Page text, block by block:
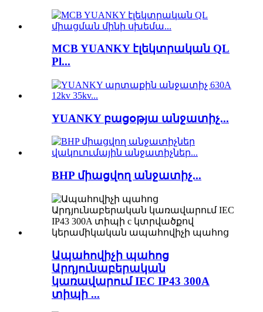
MCB YUANKY էլեկտրական QL
Pl...
YUANKY բացօթյա անջատիչ...
BHP միացվող անջատիչ...
Ապահովիչի պահոց
Արդյունաբերական
կառավարում IEC IP43 300A
տիպի ...